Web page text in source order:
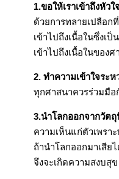
1.ขอให้เราเข้าถึงหัว
ด้วยการทลายเปลือ
เข้าไปถึงเนื้อในซึ่งเ
เข้าไปถึงเนื้อในของ
2. ทำความเข้าใจระ
ทุกศาสนาควรร่วมมื
3.นำโลกออกจากวัต
ความเห็นแก่ตัวเพรา
ถ้านำโลกออกมาเสีย
จึงจะเกิดความสงบสุ